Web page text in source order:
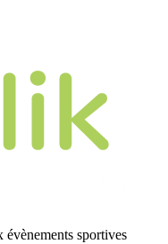
sportives